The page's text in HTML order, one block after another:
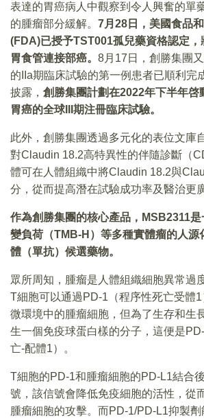
表達的胃癌病人中觀察到令人興奮的單
的腫瘤部分緩解。 7月 28 日 ， 美國食品
(FDA)已授予TST001孤兒藥資格認定 ，
胃食管連接部癌。 8月17日，創勝集團
的IIa期臨床試驗的第一例患者已順利完
披露， 創勝集團計劃在2022年下半年啓
胃癌的全球III 期注冊臨床試驗。
此外，創勝集團透過多元化的表位文庫
對Claudin 18.2高特異性的伴隨診斷（
體可在人體組織中將Claudin 18.2與
分，從而提高潛在試驗成功率及醫治更
作為創勝集團的核心產品 ，MSB2311是
變負荷 （TMB-H） 等多種實體瘤的人源
體 （單抗） 候選藥物。
眾所周知，腫瘤是人體組織細胞異常過
T細胞可以通過PD-1（程序性死亡受體
微環境中的腫瘤細胞，但為了生存和生
生一個免疫球蛋白樣的分子，這便是
亡-配體1）。
T細胞的PD-1和腫瘤細胞的PD-L1結合
號，該信號會降低免疫細胞的活性，從
腫瘤細胞的攻擊。而PD-1/PD-L1抑製